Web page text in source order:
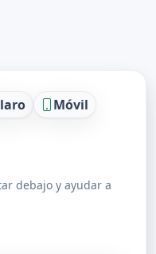
Móvil
debajo y ayudar a